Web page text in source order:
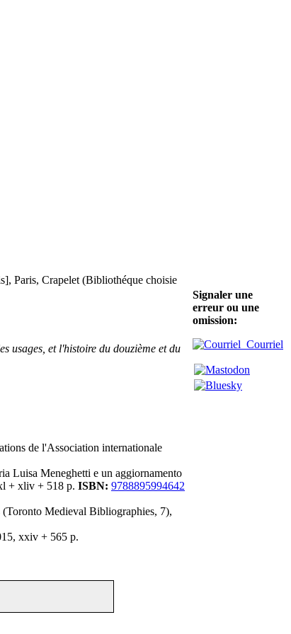
Paris, Crapelet (Bibliothéque choisie
usages, et l'histoire du douzième et du
de l'Association internationale
Luisa Meneghetti e un aggiornamento
+ xliv + 518 p. ISBN: 9788895994642
Medieval Bibliographies, 7),
xxiv + 565 p.
Signaler une
erreur ou une
omission:
Courriel